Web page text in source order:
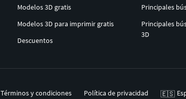
Modelos 3D gratis
Modelos 3D para imprimir gratis
Descuentos
Principales
Principales
3D
Términos y condiciones Política de privacidad 🇪🇸